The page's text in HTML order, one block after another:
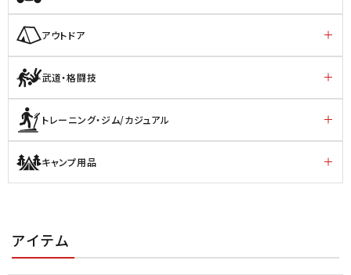
アウトドア
武道・格闘技
トレーニング・ジム/カジュアル
キャンプ用品
アイテム